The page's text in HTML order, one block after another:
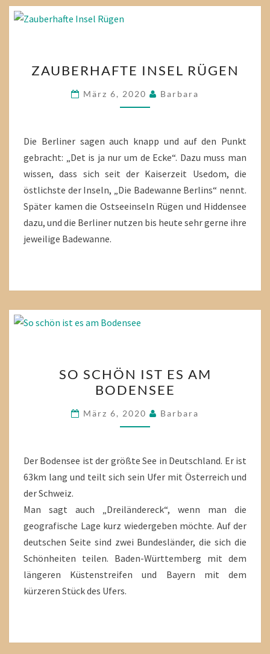
INSEL
RÜGEN
ZAUBERHAFTE INSEL RÜGEN
März 6, 2020 Barbara
Die Berliner sagen auch knapp und auf den Punkt
gebracht: „Det is ja nur um de Ecke“. Dazu muss man
wissen, dass sich seit der Kaiserzeit Usedom, die
östlichste der Inseln, „Die Badewanne Berlins“ nennt.
Später kamen die Ostseeinseln Rügen und Hiddensee
dazu, und die Berliner nutzen bis heute sehr gerne ihre
jeweilige Badewanne.
SCHÖN
IST
ES
AM
SO SCHÖN IST ES AM
BODENSEE
März 6, 2020 Barbara
Der Bodensee ist der größte See in Deutschland. Er ist
63km lang und teilt sich sein Ufer mit Österreich und
der Schweiz.
Man sagt auch „Dreiländereck“, wenn man die
geografische Lage kurz wiedergeben möchte. Auf der
deutschen Seite sind zwei Bundesländer, die sich die
Schönheiten teilen. Baden-Württemberg mit dem
längeren Küstenstreifen und Bayern mit dem
kürzeren Stück des Ufers.